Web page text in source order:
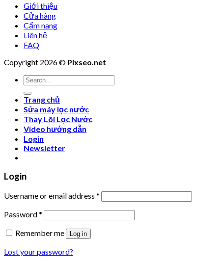
Giới thiệu
Cửa hàng
Cẩm nang
Liên hệ
FAQ
Copyright 2026 © Pixseo.net
Search
for:
Trang chủ
Sửa máy lọc nước
Thay Lõi Lọc Nước
Video hướng dẫn
Login
Newsletter
Login
Username or email address *
Password*
Remember me
Log in
Lost your password?